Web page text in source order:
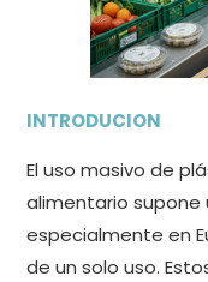
INTRODUCION
El uso masivo de
alimentario
especialmente en
de un solo uso.